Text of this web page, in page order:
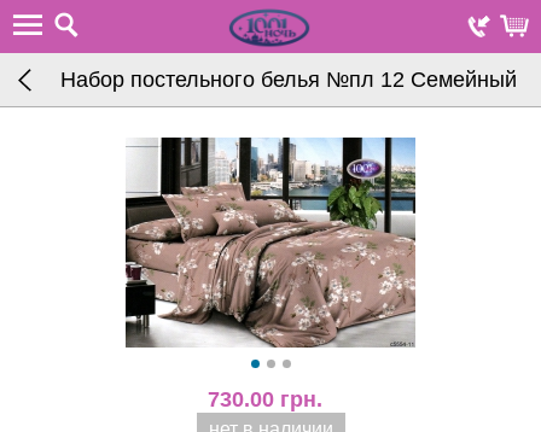
Набор постельного белья №пл 12 Семейный
730.00 грн.